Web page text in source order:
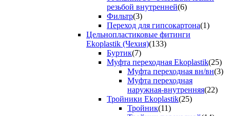
резьбой внутренней(6)
Фильтр(3)
Переход для гипсокартона(1)
Цельнопластиковые фитинги
Ekoplastik (Чехия)(133)
Буртик(7)
Муфта переходная Ekoplastik(25)
Муфта переходная вн/вн(3)
Муфта переходная
наружная-внутренняя(22)
Тройники Ekoplastik(25)
Тройник(11)